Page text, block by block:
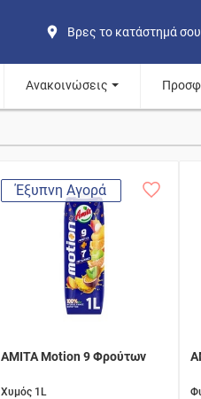
Βρες το κατάστημά σου
Ανακοινώσεις
Έξυπνη Αγορά
AMITA Motion 9 Φρούτων
Χυμός 1L